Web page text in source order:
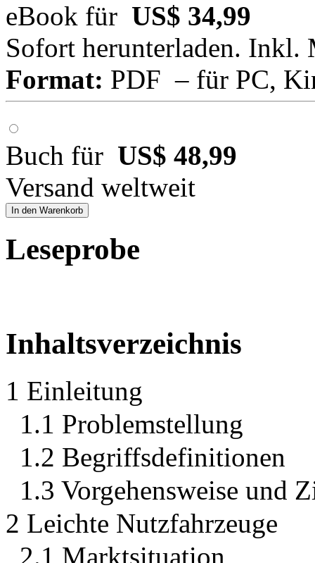
eBook für US$ 34,99
Sofort herunterladen. Inkl.
Format: PDF – für PC,
Buch für US$ 48,99
Versand weltweit
In den Warenkorb
Leseprobe
Inhaltsverzeichnis
1 Einleitung
1.1 Problemstellung
1.2 Begriffsdefinitionen
1.3 Vorgehensweise und
2 Leichte Nutzfahrzeuge
2.1 Marktsituation